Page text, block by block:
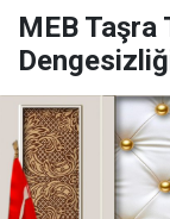
MEB Taşra